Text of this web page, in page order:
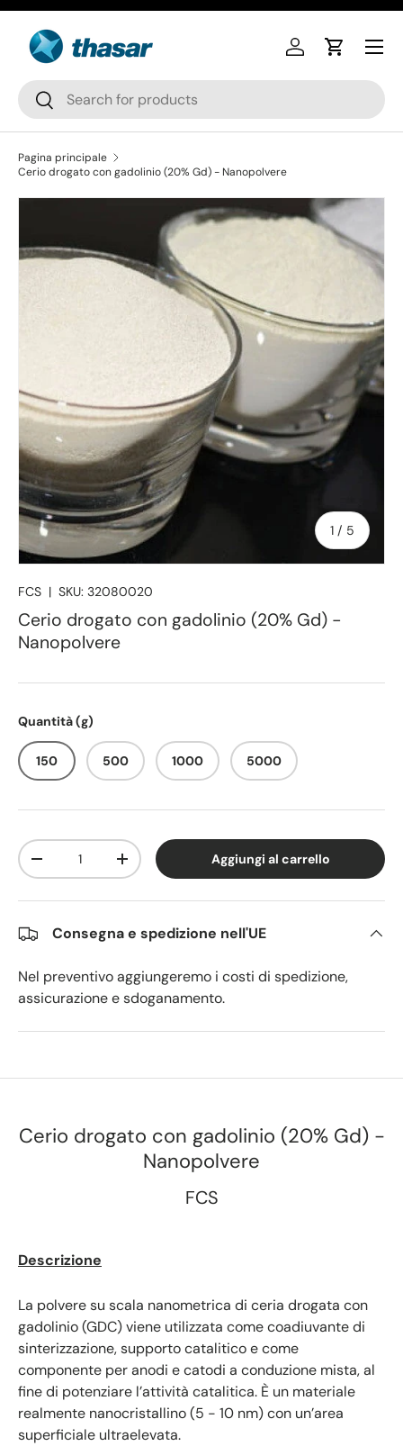
Passa ai contenuti
Cerca
Cerca
AccediCarrello
Pagina principale
Cerio drogato con gadolinio (20% Gd) - Nanopolvere
Passa alle informazioni sul prodotto
1 / di
5
FCS | SKU: 32080020
Cerio drogato con gadolinio (20% Gd) -
Nanopolvere
Quantità (g)
150 500 1000 5000
Q.tà
Diminuire la quantitàAumenta la quantitàAggiungi al carrello
Consegna e spedizione nell'UE
Nel preventivo aggiungeremo i costi di spedizione,
assicurazione e sdoganamento.
Cerio drogato con gadolinio (20% Gd) -
Nanopolvere
FCS
Descrizione
La polvere su scala nanometrica di ceria drogata con
gadolinio (GDC) viene utilizzata come coadiuvante di
sinterizzazione, supporto catalitico e come
componente per anodi e catodi a conduzione mista, al
fine di potenziare l’attività catalitica. È un materiale
realmente nanocristallino (5 - 10 nm) con un’area
superficiale ultraelevata.